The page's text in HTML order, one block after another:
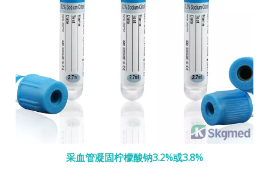
采血管凝固柠檬酸钠3.2%或3.8%